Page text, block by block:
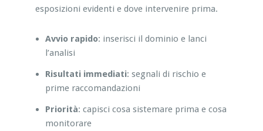
esposizioni evidenti e dove intervenire prima.
Avvio rapido: inserisci il dominio e lanci
l’analisi
Risultati immediati: segnali di rischio e
prime raccomandazioni
Priorità: capisci cosa sistemare prima e cosa
monitorare